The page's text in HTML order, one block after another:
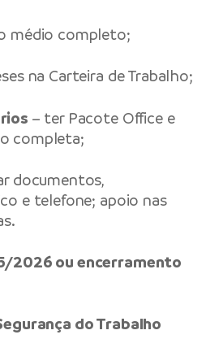
médio completo;
na Carteira de Trabalho;
– ter Pacote Office e
completa;
documentos,
e telefone; apoio nas
2026 ou encerramento
do Trabalho